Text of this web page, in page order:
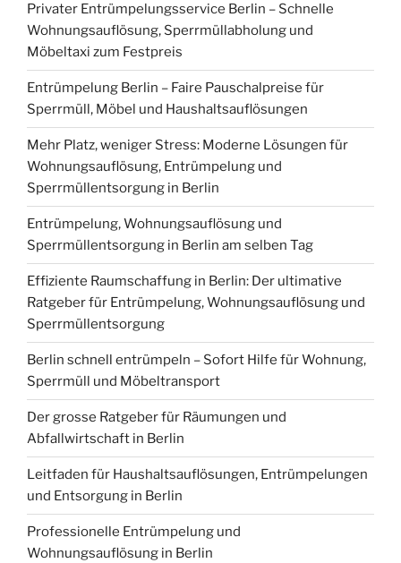
Privater Entrümpelungsservice Berlin – Schnelle
Wohnungsauflösung, Sperrmüllabholung und
Möbeltaxi zum Festpreis
Entrümpelung Berlin – Faire Pauschalpreise für
Sperrmüll, Möbel und Haushaltsauflösungen
Mehr Platz, weniger Stress: Moderne Lösungen für
Wohnungsauflösung, Entrümpelung und
Sperrmüllentsorgung in Berlin
Entrümpelung, Wohnungsauflösung und
Sperrmüllentsorgung in Berlin am selben Tag
Effiziente Raumschaffung in Berlin: Der ultimative
Ratgeber für Entrümpelung, Wohnungsauflösung und
Sperrmüllentsorgung
Berlin schnell entrümpeln – Sofort Hilfe für Wohnung,
Sperrmüll und Möbeltransport
Der grosse Ratgeber für Räumungen und
Abfallwirtschaft in Berlin
Leitfaden für Haushaltsauflösungen, Entrümpelungen
und Entsorgung in Berlin
Professionelle Entrümpelung und
Wohnungsauflösung in Berlin